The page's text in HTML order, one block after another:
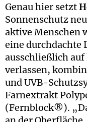
Genau hier setzt
Sonnenschutz
aktive Menschen
eine durchdachte
ausschließlich
verlassen,
und UVB-
Farnextrakt
(Fernblock®).